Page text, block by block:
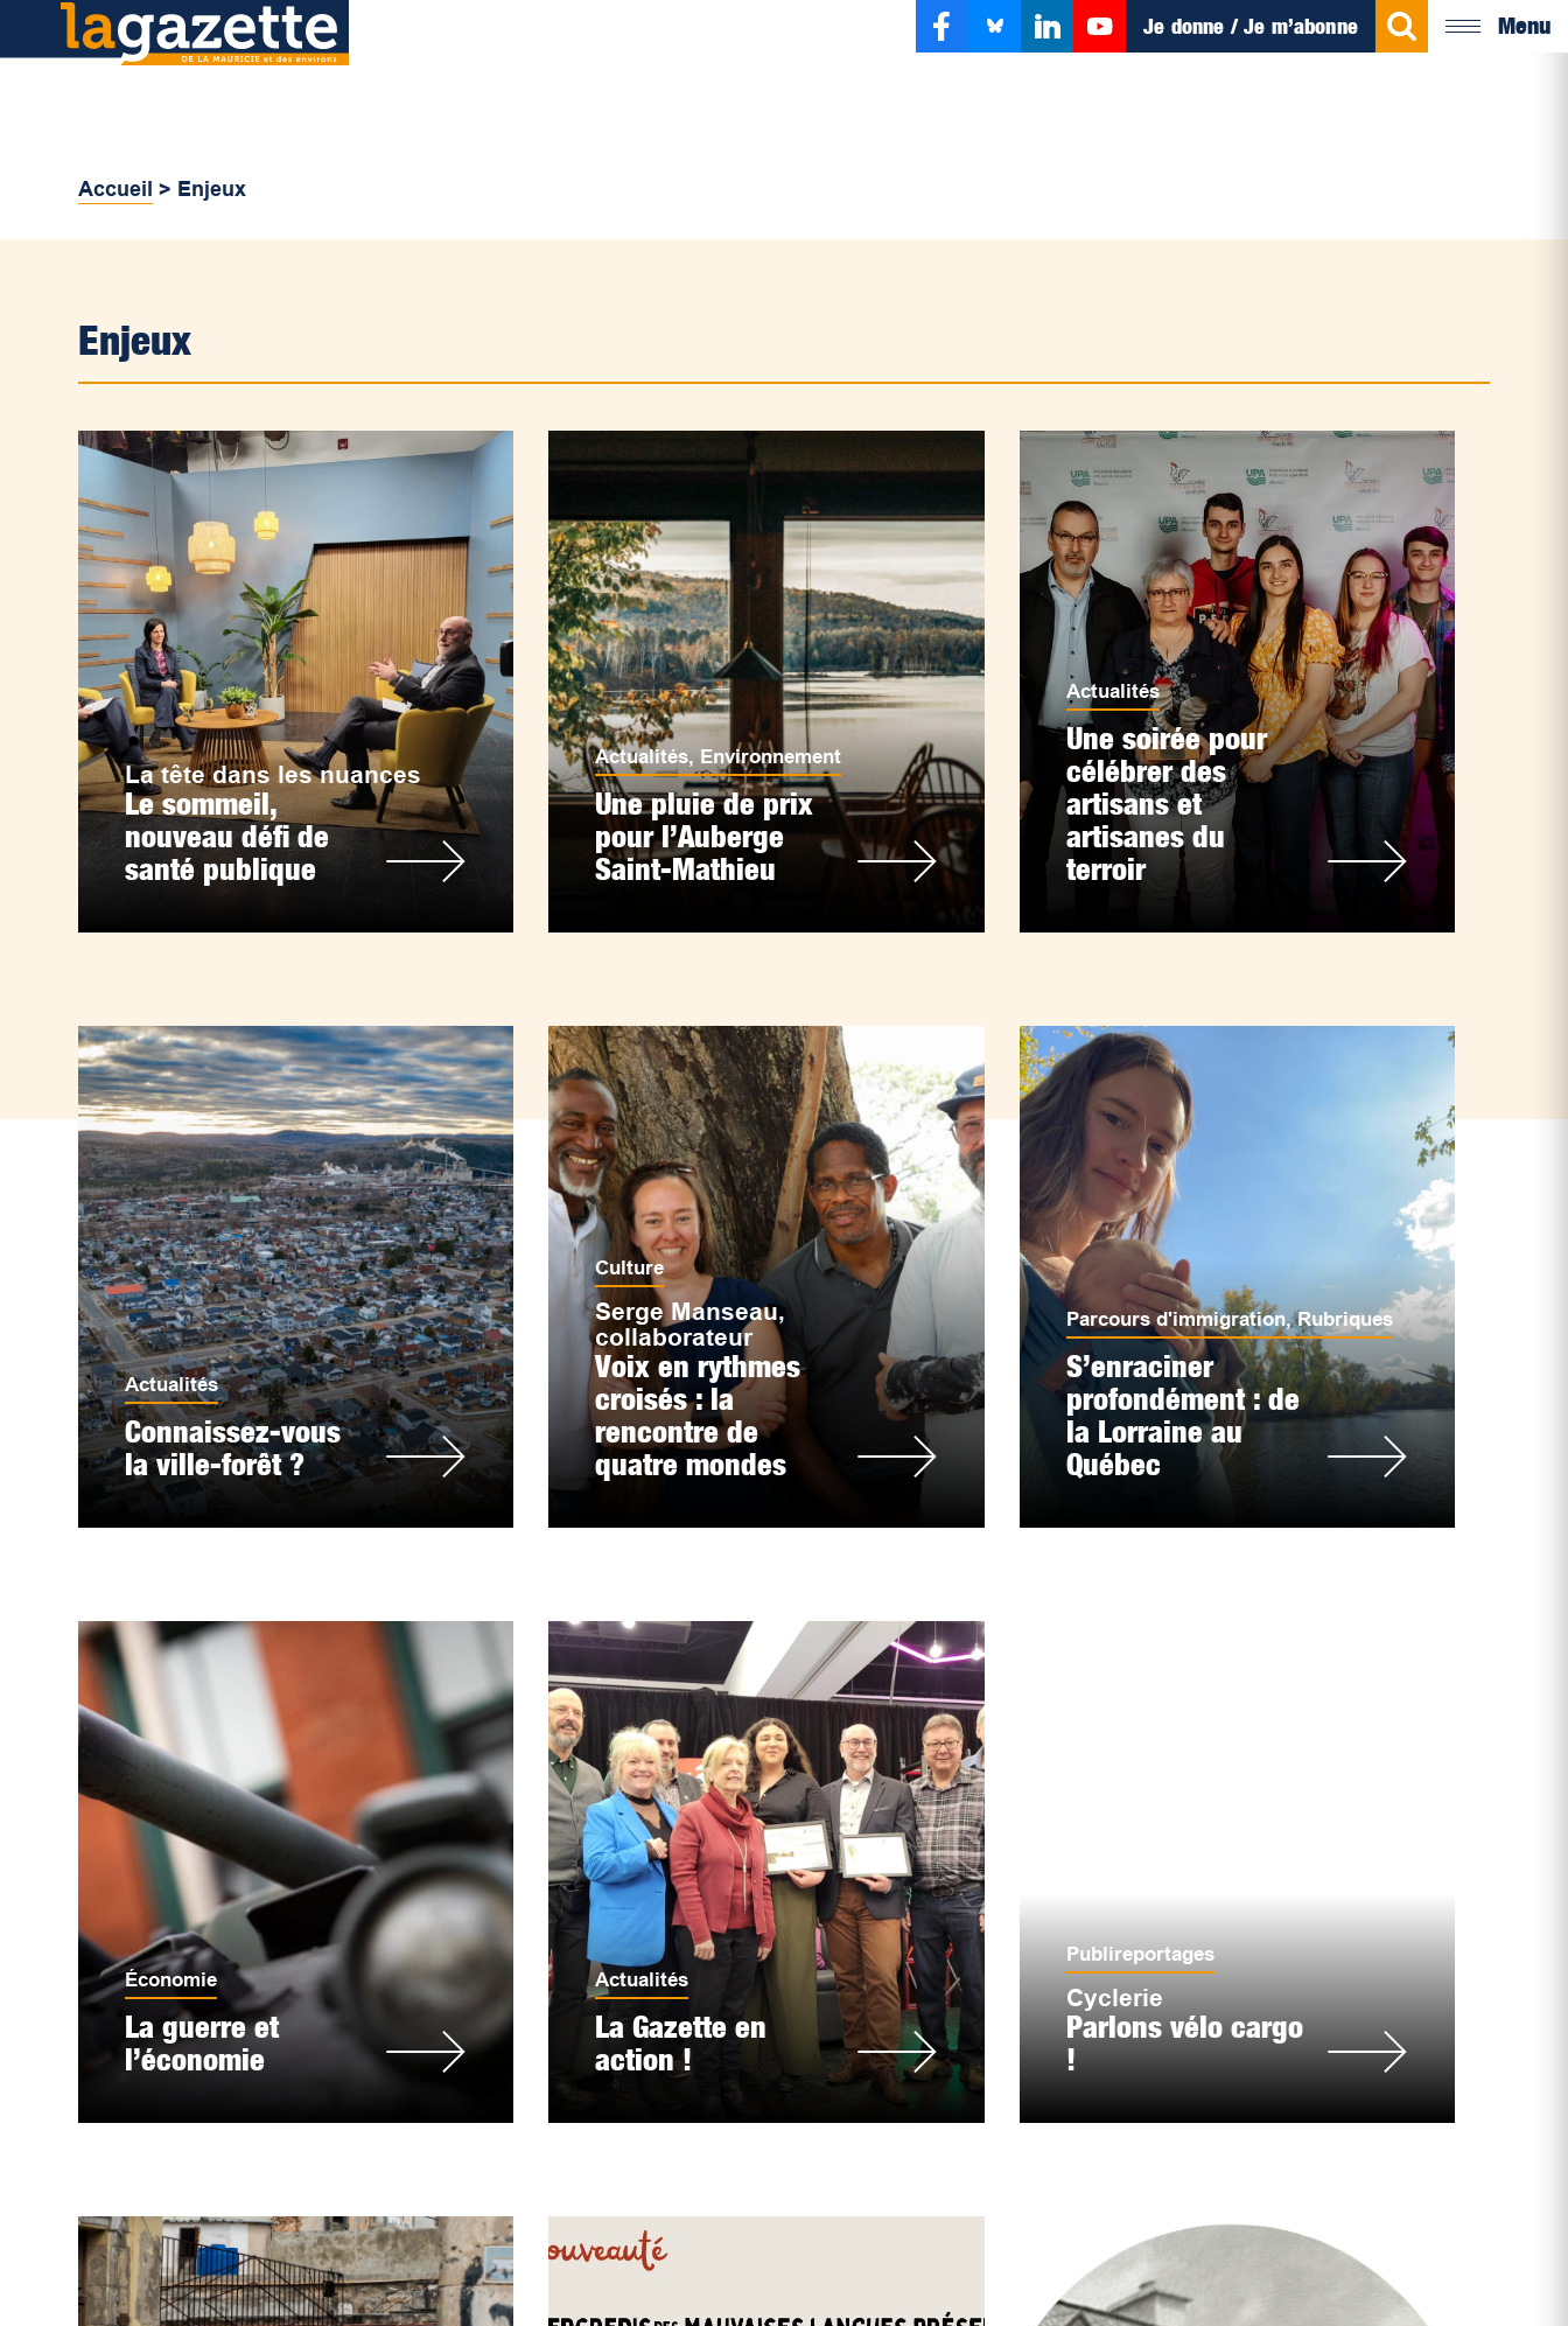
Je donne / Je m’abonne Menu
Accueil > Enjeux
Enjeux
La tête dans les nuances
Le sommeil,
nouveau défi de
santé publique
Actualités, Environnement
Une pluie de prix
pour l’Auberge
Saint-Mathieu
Actualités
Une soirée pour
célébrer des
artisans et
artisanes du
terroir
Actualités
Connaissez-vous
la ville-forêt ?
Culture
Serge Manseau,
collaborateur
Voix en rythmes
croisés : la
rencontre de
quatre mondes
Parcours d'immigration,Rubriques
S’enraciner
profondément : de
la Lorraine au
Québec
Économie
La guerre et
l’économie
Actualités
La Gazette en
action !
Publireportages
Cyclerie
Parlons vélo cargo
!